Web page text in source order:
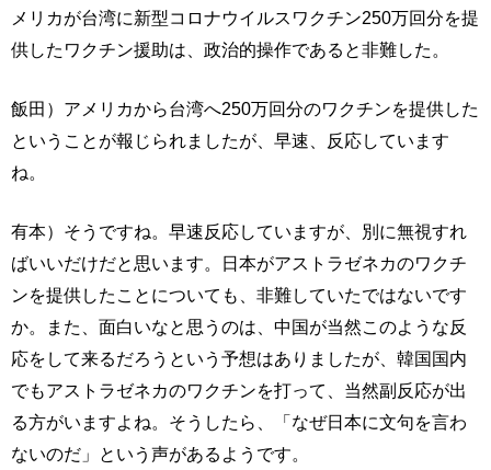
メリカが台湾に新型コロナウイルスワクチン250万回分を提
供したワクチン援助は、政治的操作であると非難した。
飯田）アメリカから台湾へ250万回分のワクチンを提供した
ということが報じられましたが、早速、反応しています
ね。
有本）そうですね。早速反応していますが、別に無視すれ
ばいいだけだと思います。日本がアストラゼネカのワクチ
ンを提供したことについても、非難していたではないです
か。また、面白いなと思うのは、中国が当然このような反
応をして来るだろうという予想はありましたが、韓国国内
でもアストラゼネカのワクチンを打って、当然副反応が出
る方がいますよね。そうしたら、「なぜ日本に文句を言わ
ないのだ」という声があるようです。